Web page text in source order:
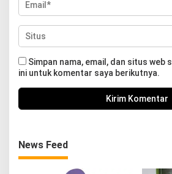
Simpan nama, email, dan situs web
ini untuk komentar saya berikutnya.
News Feed